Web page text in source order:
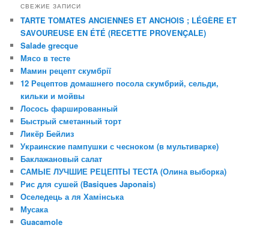
СВЕЖИЕ ЗАПИСИ
TARTE TOMATES ANCIENNES ET ANCHOIS ; LÉGÈRE ET
SAVOUREUSE EN ÉTÉ (RECETTE PROVENÇALE)
Salade grecque
Мясо в тесте
Мамин рецепт скумбрії
12 Рецептов домашнего посола скумбрий, сельди,
кильки и мойвы
Лосось фаршированный
Быстрый сметанный торт
Ликёр Бейлиз
Украинские пампушки с чесноком (в мультиварке)
Баклажановый салат
САМЫЕ ЛУЧШИЕ РЕЦЕПТЫ ТЕСТА (Олина выборка)
Рис для сушей (Basiques Japonais)
Оселедець а ля Хамінська
Мусака
Guacamole